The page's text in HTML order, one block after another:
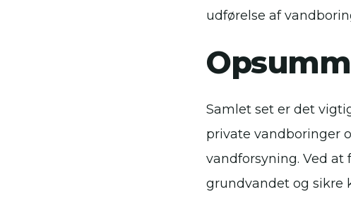
udførelse af
Samlet set er det
private vandboringer
vandforsyning. Ved
grundvandet og sikre